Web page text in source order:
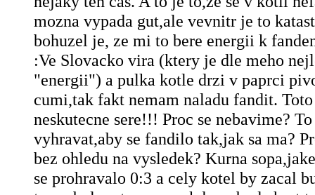
mozna vypada gut,ale vevnitr je to
bohuzel je, ze mi to bere energii k
:Ve Slovacko vira (ktery je dle meho
"energii") a pulka kotle drzi v paprci
cumi,tak fakt nemam naladu fandit.
neskutecne sere!!! Proc se nebavime?
vyhravat,aby se fandilo tak,jak sa ma?
bez ohledu na vysledek? Kurna
se prohravalo 0:3 a cely kotel by zacal